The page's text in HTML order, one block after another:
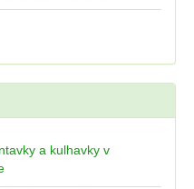
a kulhavky v